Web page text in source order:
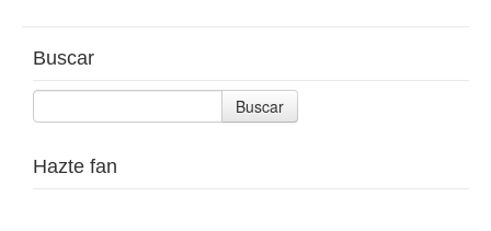
Buscar
Buscar
Hazte fan